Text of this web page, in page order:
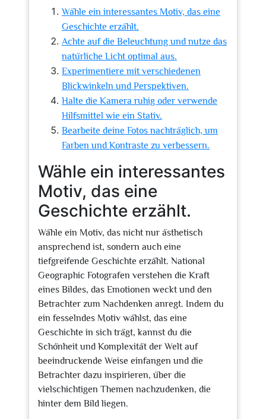
Wähle ein interessantes Motiv, das eine
Geschichte erzählt.
Achte auf die Beleuchtung und nutze das
natürliche Licht optimal aus.
Experimentiere mit verschiedenen
Blickwinkeln und Perspektiven.
Halte die Kamera ruhig oder verwende
Hilfsmittel wie ein Stativ.
Bearbeite deine Fotos nachträglich, um
Farben und Kontraste zu verbessern.
Wähle ein interessantes
Motiv, das eine
Geschichte erzählt.
Wähle ein Motiv, das nicht nur ästhetisch
ansprechend ist, sondern auch eine
tiefgreifende Geschichte erzählt. National
Geographic Fotografen verstehen die Kraft
eines Bildes, das Emotionen weckt und den
Betrachter zum Nachdenken anregt. Indem du
ein fesselndes Motiv wählst, das eine
Geschichte in sich trägt, kannst du die
Schönheit und Komplexität der Welt auf
beeindruckende Weise einfangen und die
Betrachter dazu inspirieren, über die
vielschichtigen Themen nachzudenken, die
hinter dem Bild liegen.